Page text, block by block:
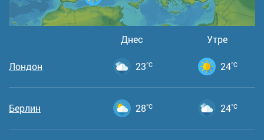
Днес Утре
Лондон 23°C 24°C
Берлин 28°C 24°C